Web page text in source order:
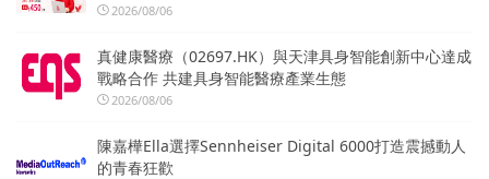
2026/08/06
真健康醫療（02697.HK）與天津具身智能創新中心達成
戰略合作 共建具身智能醫療產業生態
2026/08/06
陳嘉樺Ella選擇Sennheiser Digital 6000打造震撼動人
的青春狂歡